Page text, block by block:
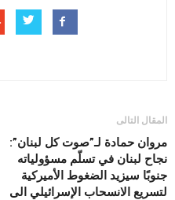
المقال التالى
مروان حمادة لـ”صوت كل لبنان”:
نجاح لبنان في تسلّم مسؤولياته
جنوبًا سيزيد الضغوط الأميركية
لتسريع الانسحاب الإسرائيلي الى